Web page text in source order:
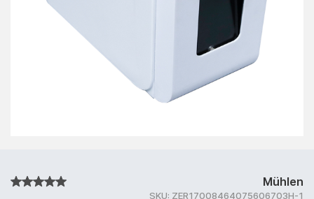
Mühlen
SKU: ZER17008464075606703H-1